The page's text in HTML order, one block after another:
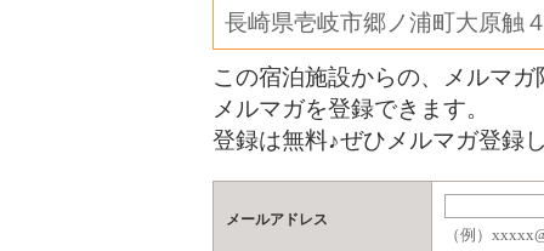
長崎県壱岐市郷ノ浦町大原触
この宿泊施設からの、メルマ
メルマガを登録できます。
登録は無料♪ぜひメルマガ登録
メールアドレス
（例）